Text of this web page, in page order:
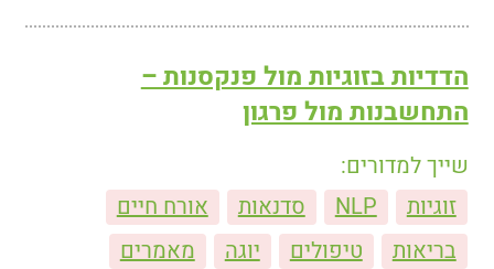
הדדיות בזוגיות מול פנקסנות –
התחשבנות מול פרגון
שייך למדורים:
זוגיות
NLP סדנאות
אורח חיים
בריאות
טיפולים יוגה
מאמרים